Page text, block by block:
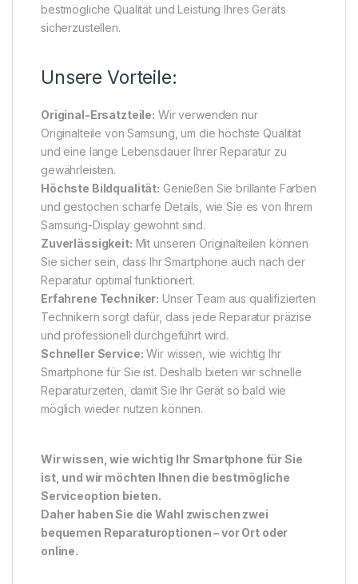
bestmögliche Qualität und Leistung Ihres Geräts
sicherzustellen.
Unsere Vorteile:
Original-Ersatzteile: Wir verwenden nur
Originalteile von Samsung, um die höchste Qualität
und eine lange Lebensdauer Ihrer Reparatur zu
gewährleisten.
Höchste Bildqualität: Genießen Sie brillante Farben
und gestochen scharfe Details, wie Sie es von Ihrem
Samsung-Display gewohnt sind.
Zuverlässigkeit: Mit unseren Originalteilen können
Sie sicher sein, dass Ihr Smartphone auch nach der
Reparatur optimal funktioniert.
Erfahrene Techniker: Unser Team aus qualifizierten
Technikern sorgt dafür, dass jede Reparatur präzise
und professionell durchgeführt wird.
Schneller Service: Wir wissen, wie wichtig Ihr
Smartphone für Sie ist. Deshalb bieten wir schnelle
Reparaturzeiten, damit Sie Ihr Gerät so bald wie
möglich wieder nutzen können.
Wir wissen, wie wichtig Ihr Smartphone für Sie
ist, und wir möchten Ihnen die bestmögliche
Serviceoption bieten.
Daher haben Sie die Wahl zwischen zwei
bequemen Reparaturoptionen – vor Ort oder
online.